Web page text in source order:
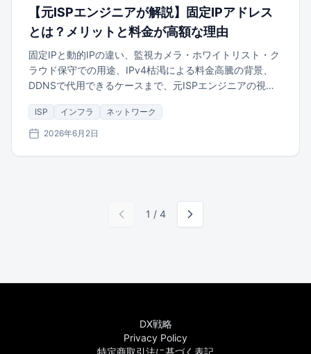
【元ISPエンジニアが解説】固定IPアドレス
とは？メリットと料金が高額な理由
固定IPと動的IPの違い、監視カメラ・ホワイトリスト・ク
ラウド保守での用途、IPv4枯渇による料金高騰の背景、
DDNSで代用できるケースまで、元ISPエンジニアの視点
ISP インフラ ネットワーク
2026年6月2日
1 / 4
DX戦略
Privacy Policy
特定商取引法に基づく表記